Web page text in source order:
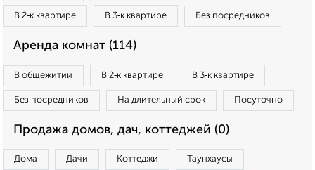
В 2‑к квартире В 3‑к квартире Без посредников
Аренда комнат (114)
В общежитии В 2‑к квартире В 3‑к квартире
Без посредников На длительный срок Посуточно
Продажа домов, дач, коттеджей (0)
Дома Дачи Коттеджи Таунхаусы